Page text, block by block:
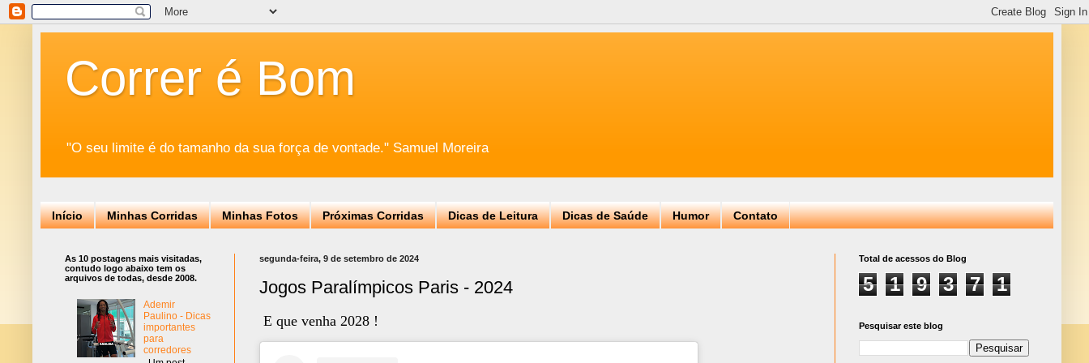
Correr é Bom
"O seu limite é do tamanho da sua força de vontade." Samuel Moreira
Início Minhas Corridas Minhas Fotos Próximas Corridas Dicas de Leitura Dicas de Saúde Humor Contato
segunda-feira, 9 de setembro de 2024
Jogos Paralímpicos Paris - 2024
E que venha 2028 !
As 10 postagens mais visitadas,
contudo logo abaixo tem os
arquivos de todas, desde 2008.
Ademir
Paulino - Dicas
importantes
para
corredores
Total de acessos do Blog
5 1 9 3 7 1
Pesquisar este blog